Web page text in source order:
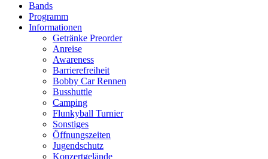
Bands
Programm
Informationen
Getränke Preorder
Anreise
Awareness
Barrierefreiheit
Bobby Car Rennen
Busshuttle
Camping
Flunkyball Turnier
Sonstiges
Öffnungszeiten
Jugendschutz
Konzertgelände